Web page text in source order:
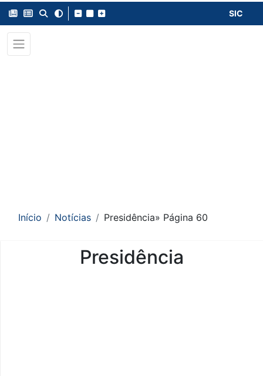
SIC
Início Notícias Presidência» Página 60
Presidência